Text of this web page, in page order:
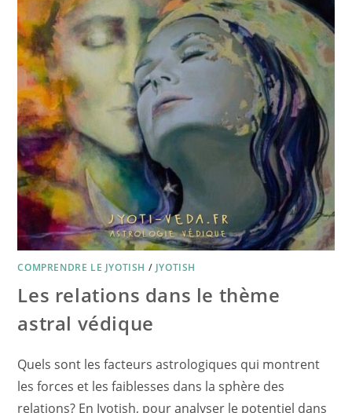
COMPRENDRE LE JYOTISH / JYOTISH
Les relations dans le thème
astral védique
Quels sont les facteurs astrologiques qui montrent
les forces et les faiblesses dans la sphère des
relations? En Jyotish, pour analyser le potentiel dans